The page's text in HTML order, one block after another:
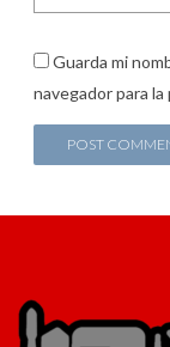
Guarda mi
navegador para